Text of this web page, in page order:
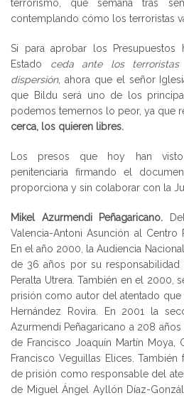
terrorismo, que semana tras
contemplando cómo los terroristas
Si para aprobar los Presupuestos
Estado ceda ante los
dispersión, ahora que el señor
que Bildu será uno de los
podemos temernos lo peor, ya que
cerca, los quieren libres.
Los presos que hoy han
penitenciaria firmando el
proporciona y sin colaborar con la
Mikel Azurmendi Peñagaricano.
Valencia-Antoni Asunción al Centro
En el año 2000, la Audiencia
de 36 años por su responsabilidad
Peralta Utrera. También en el 2000,
prisión como autor del atentado
Hernández Rovira. En 2001 la
Azurmendi Peñagaricano a 208
de Francisco Joaquín Martín Moya,
Francisco Veguillas Elices.
de prisión como responsable del
de Miguel Ángel Ayllón Díaz-